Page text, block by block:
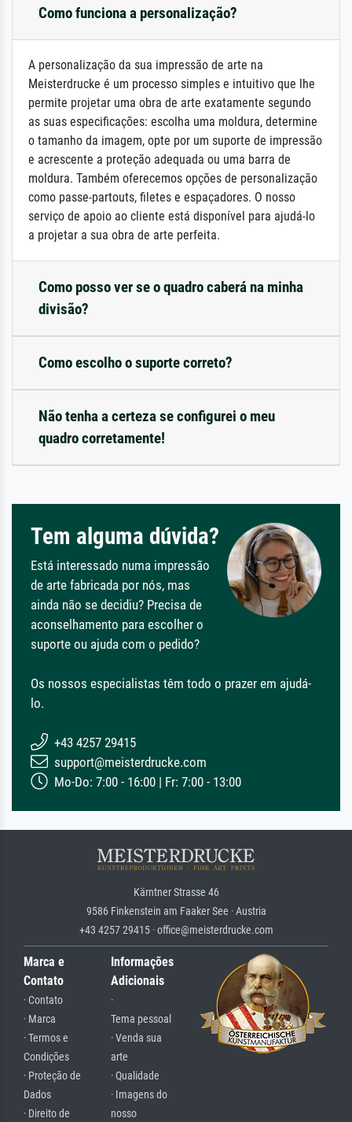
Como funciona a personalização?
A personalização da sua impressão de arte na
Meisterdrucke é um processo simples e intuitivo que lhe
permite projetar uma obra de arte exatamente segundo
as suas especificações: escolha uma moldura, determine
o tamanho da imagem, opte por um suporte de impressão
e acrescente a proteção adequada ou uma barra de
moldura. Também oferecemos opções de personalização
como passe-partouts, filetes e espaçadores. O nosso
serviço de apoio ao cliente está disponível para ajudá-lo
a projetar a sua obra de arte perfeita.
Como posso ver se o quadro caberá na minha
divisão?
Como escolho o suporte correto?
Não tenha a certeza se configurei o meu
quadro corretamente!
Tem alguma dúvida?
Está interessado numa impressão
de arte fabricada por nós, mas
ainda não se decidiu? Precisa de
aconselhamento para escolher o
suporte ou ajuda com o pedido?
Os nossos especialistas têm todo o prazer em ajudá-
lo.
+43 4257 29415
support@meisterdrucke.com
Mo-Do: 7:00 - 16:00 | Fr: 7:00 - 13:00
Kärntner Strasse 46
9586 Finkenstein am Faaker See · Austria
+43 4257 29415 · office@meisterdrucke.com
Marca e
Contato
· Contato
· Marca
· Termos e
Condições
· Proteção de
Dados
· Direito de
Informações
Adicionais
·
Tema pessoal
· Venda sua
arte
· Qualidade
· Imagens do
nosso